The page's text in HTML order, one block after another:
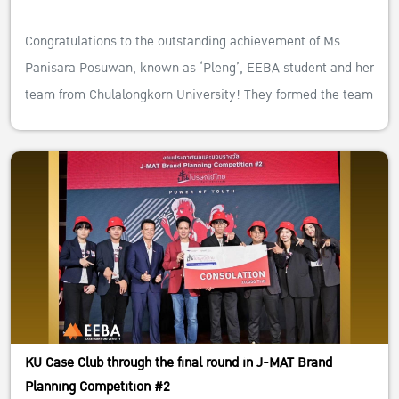
Congratulations to the outstanding achievement of Ms.
Panisara Posuwan, known as ‘Pleng’, EEBA student and her
team from Chulalongkorn University! They formed the team
Challenge 2023”.
They got awards:“The Winner of True Lab Business Case
Challenge x True Space”and the winner in
“Best of Branch:
Siam Square Soi 2”.
We feel proud and commends the ability to successfully
overcome multiple competing teams.”
For those students are interested in gaining experience in
competitions like theirs, feel free to contact
KU Case Club through the final round in J-MAT Brand
Planning Competition #2